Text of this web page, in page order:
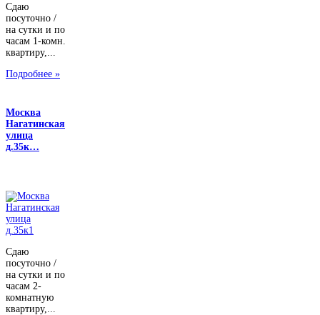
Сдаю
посуточно /
на сутки и по
часам 1-комн.
квартиру,...
Подробнее »
Москва
Нагатинская
улица
д.35к…
Сдаю
посуточно /
на сутки и по
часам 2-
комнатную
квартиру,...